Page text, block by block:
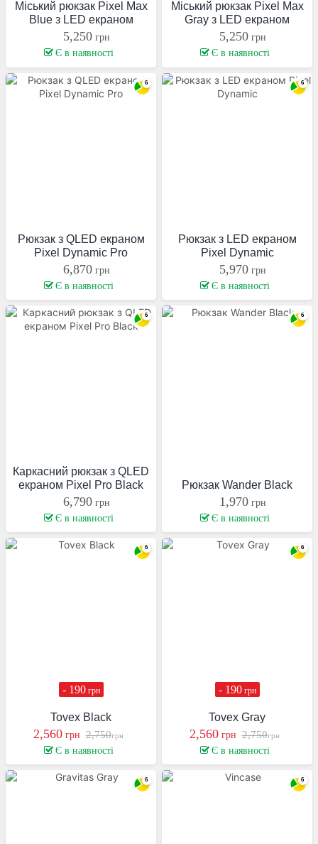
Міський рюкзак Pixel Max
Blue з LED екраном
5,250 грн
Є в наявності
Міський рюкзак Pixel Max
Gray з LED екраном
5,250 грн
Є в наявності
Рюкзак з QLED екраном
Pixel Dynamic Pro
6,870 грн
Є в наявності
Рюкзак з LED екраном
Pixel Dynamic
5,970 грн
Є в наявності
Каркасний рюкзак з QLED
екраном Pixel Pro Black
6,790 грн
Є в наявності
Рюкзак Wander Black
1,970 грн
Є в наявності
Tovex Black
2,560грн 2,750грн
- 190грн
Є в наявності
Tovex Gray
2,560грн 2,750грн
- 190грн
Є в наявності